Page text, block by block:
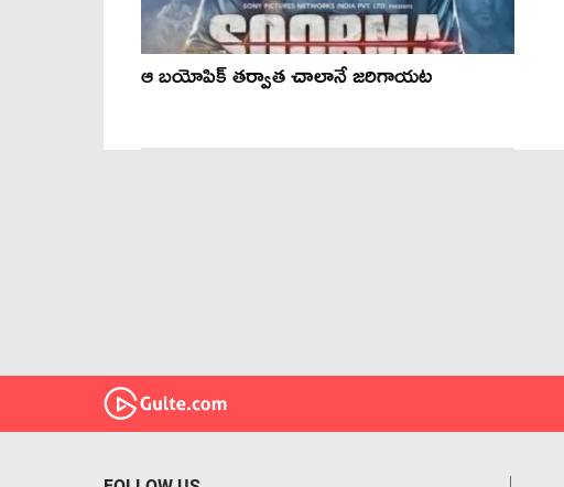
ఆ బయోపిక్ తర్వాత చాలానే జరిగాయట